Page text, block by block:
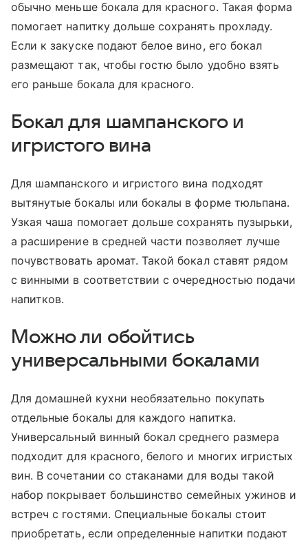
обычно меньше бокала для красного. Такая форма
помогает напитку дольше сохранять прохладу.
Если к закуске подают белое вино, его бокал
размещают так, чтобы гостю было удобно взять
его раньше бокала для красного.
Бокал для шампанского и
игристого вина
Для шампанского и игристого вина подходят
вытянутые бокалы или бокалы в форме тюльпана.
Узкая чаша помогает дольше сохранять пузырьки,
а расширение в средней части позволяет лучше
почувствовать аромат. Такой бокал ставят рядом
с винными в соответствии с очередностью подачи
напитков.
Можно ли обойтись
универсальными бокалами
Для домашней кухни необязательно покупать
отдельные бокалы для каждого напитка.
Универсальный винный бокал среднего размера
подходит для красного, белого и многих игристых
вин. В сочетании со стаканами для воды такой
набор покрывает большинство семейных ужинов и
встреч с гостями. Специальные бокалы стоит
приобретать, если определенные напитки подают